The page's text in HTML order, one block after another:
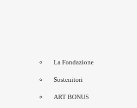
La Fondazione
Sostenitori
ART BONUS